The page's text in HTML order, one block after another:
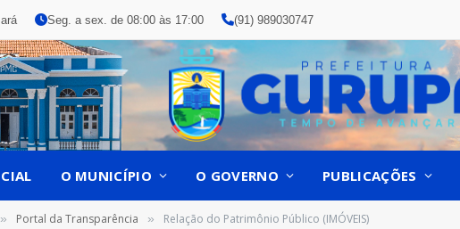
Seg. a sex. de 08:00 às 17:00 (91) 989030747
O MUNICÍPIO O GOVERNO PUBLICAÇÕES
» Portal da Transparência » Relação do Patrimônio Público (IMÓVEIS)